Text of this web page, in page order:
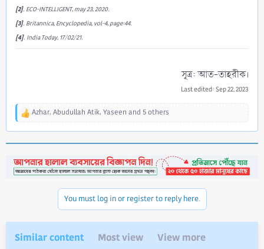
[2]. ECO-INTELLIGENT, may 23, 2020.
[3]. Britannica, Encyclopedia, vol-4, page:44.
[4]. India Today, 17/02/21.
সূত্র: আত-তাহরীক।​
Last edited: Sep 22, 2023
R
t
i
Azhar, Abudullah Atik, Yaseen and 5 others
You must log in or register to reply here.
Similar content Most view View more